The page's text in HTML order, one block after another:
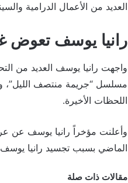
العديد من الأعمال الدرامية
رانيا يوسف تعوض
واجهت رانيا يوسف العديد من
مسلسل “جريمة منتصف
اللحظات الأخيرة.
الماضي بسبب تجسيد رانيا
مقالات ذات صلة